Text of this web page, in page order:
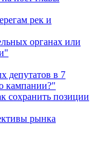
рек и
органах или
депутатов в 7
кампании?"
сохранить позиции
рынка